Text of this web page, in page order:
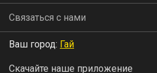
Связаться с нами
Ваш город: Гай
Скачайте наше приложение